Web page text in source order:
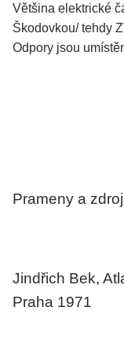
Většina elektrické
Škodovkou/ tehdy
Odpory jsou
Prameny a
Jindřich Bek,
Praha 1971